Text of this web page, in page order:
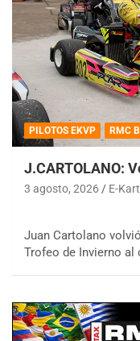
PILOTOS EKVP RMC
J.CARTOLANO:
3 agosto, 2026 E-Kart
Juan Cartolano
Trofeo de Invierno
COBERTURA ESPECIAL
08/09-AGO
Baradero (Buenos Aires)
KDO - F6